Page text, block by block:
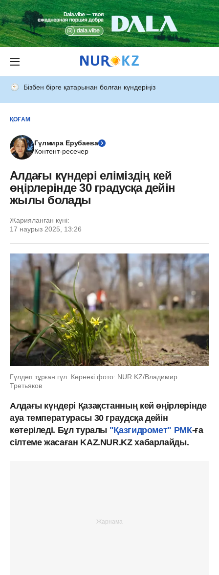
Бізбен бірге қатарынан болған күндеріңіз
ҚОҒАМ
Гүлмира Ерубаева
Контент-ресечер
Алдағы күндері еліміздің кей
өңірлерінде 30 градусқа дейін
жылы болады
Жарияланған күні:
17 наурыз 2025, 13:26
Гүлдеп тұрған гүл. Көрнекі фото: NUR.KZ/Владимир
Третьяков
Алдағы күндері Қазақстанның кей өңірлерінде
ауа температурасы 30 граудсқа дейін
көтеріледі. Бұл туралы "Қазгидромет" РМК-ға
сілтеме жасаған KAZ.NUR.KZ хабарлайды.